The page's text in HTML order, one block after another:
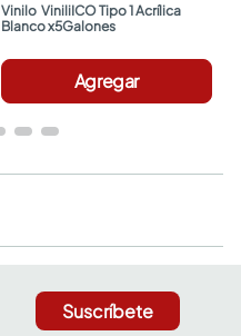
Vinilo  ViniliICO Tipo 1 Acrílica
Blanco x5Galones
Agregar
Suscríbete